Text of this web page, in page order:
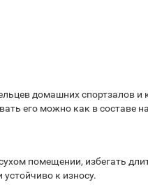
домашних спортзалов и
его можно как в составе
помещении, избегать
к износу.